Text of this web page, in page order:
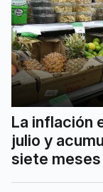
La inflación
julio y
siete meses